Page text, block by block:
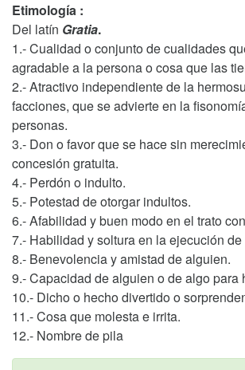
Etimología :
Del latín Gratia.
1.- Cualidad o conjunto de cualidades
agradable a la persona o cosa que las
2.- Atractivo independiente de la
facciones, que se advierte en la
personas.
3.- Don o favor que se hace sin
concesión gratuita.
4.- Perdón o indulto.
5.- Potestad de otorgar indultos.
6.- Afabilidad y buen modo en el trato
7.- Habilidad y soltura en la ejecución de
8.- Benevolencia y amistad de alguien.
9.- Capacidad de alguien o de algo para
10.- Dicho o hecho divertido o
11.- Cosa que molesta e irrita.
12.- Nombre de pila